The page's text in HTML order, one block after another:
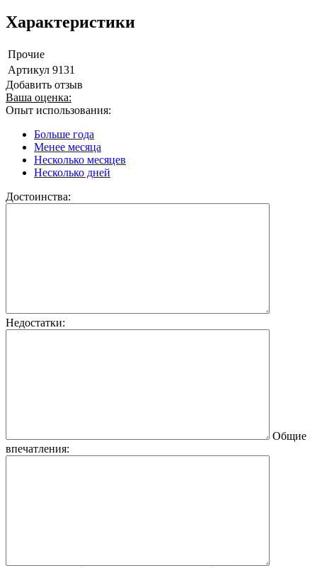
Характеристики
Прочие
Артикул 9131
Добавить отзыв
Ваша оценка:
Опыт использования:
Больше года
Менее месяца
Несколько месяцев
Несколько дней
Достоинства:
Недостатки:
Общие
впечатления: